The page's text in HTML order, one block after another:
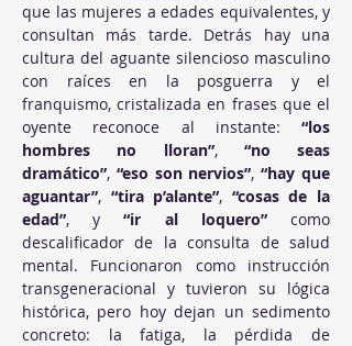
que las mujeres a edades equivalentes, y
consultan más tarde. Detrás hay una
cultura del aguante silencioso masculino
con raíces en la posguerra y el
franquismo, cristalizada en frases que el
oyente reconoce al instante: “los
hombres no lloran”, “no seas
dramático”, “eso son nervios”, “hay que
aguantar”, “tira p’alante”, “cosas de la
edad”, y “ir al loquero” como
descalificador de la consulta de salud
mental. Funcionaron como instrucción
transgeneracional y tuvieron su lógica
histórica, pero hoy dejan un sedimento
concreto: la fatiga, la pérdida de